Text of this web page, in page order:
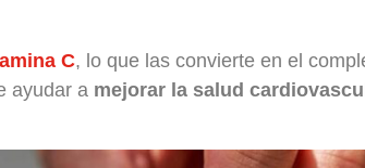
C, lo que las convierte en el
ayudar a mejorar la salud